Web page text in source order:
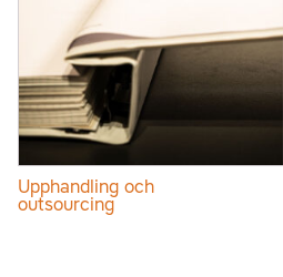
Upphandling och
outsourcing